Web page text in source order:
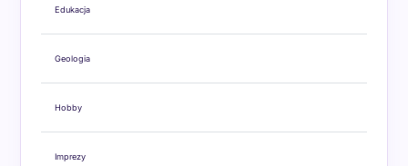
Edukacja
Geologia
Hobby
Imprezy